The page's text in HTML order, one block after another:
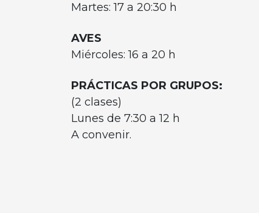
Martes:17 a 20:30 h
AVES
Miércoles:16 a 20 h
PRÁCTICAS POR GRUPOS:
(2 clases)
Lunes de 7:30 a 12 h
A convenir.